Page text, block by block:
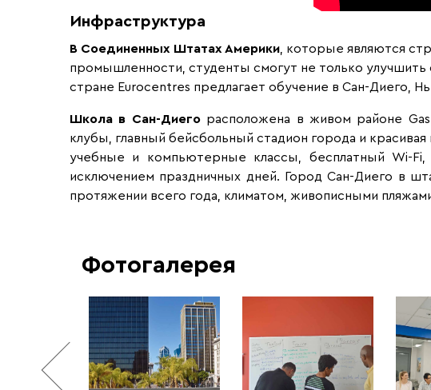
Инфраструктура
В Соединенных Штатах Америки, которые являются
промышленности, студенты смогут не только улучшить
стране Eurocentres предлагает обучение в Сан-Диего,
Школа в Сан-Диегорасположена в живом районе
клубы, главный бейсбольный стадион города и
учебные и компьютерные классы, бесплатный Wi-
исключением праздничных дней. Город Сан-Диего в
протяжении всего года, климатом, живописными
Фотогалерея